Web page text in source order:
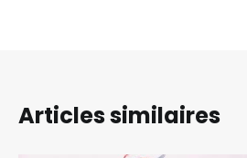
Articles similaires